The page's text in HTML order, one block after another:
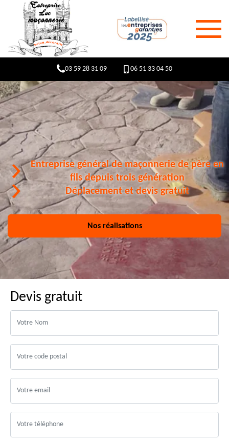
03 59 28 31 09 06 51 33 04 50
Entreprise général de maçonnerie de père en
fils depuis trois génération
Déplacement et devis gratuit
Nos réalisations
Devis gratuit